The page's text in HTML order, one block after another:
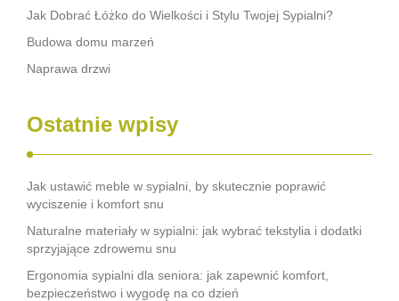
Jak Dobrać Łóżko do Wielkości i Stylu Twojej Sypialni?
Budowa domu marzeń
Naprawa drzwi
Ostatnie wpisy
Jak ustawić meble w sypialni, by skutecznie poprawić
wyciszenie i komfort snu
Naturalne materiały w sypialni: jak wybrać tekstylia i dodatki
sprzyjające zdrowemu snu
Ergonomia sypialni dla seniora: jak zapewnić komfort,
bezpieczeństwo i wygodę na co dzień